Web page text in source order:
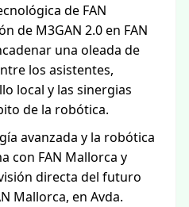
de FAN
de M3GAN 2.0 en FAN
una oleada de
los asistentes,
local y las sinergias
de la robótica.
avanzada y la robótica
con FAN Mallorca y
directa del futuro
Mallorca, en Avda.